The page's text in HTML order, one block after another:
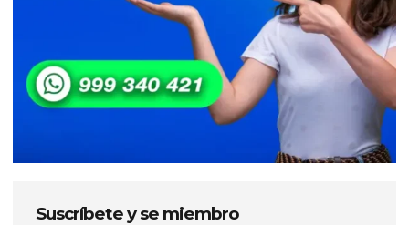
Suscríbete y se miembro